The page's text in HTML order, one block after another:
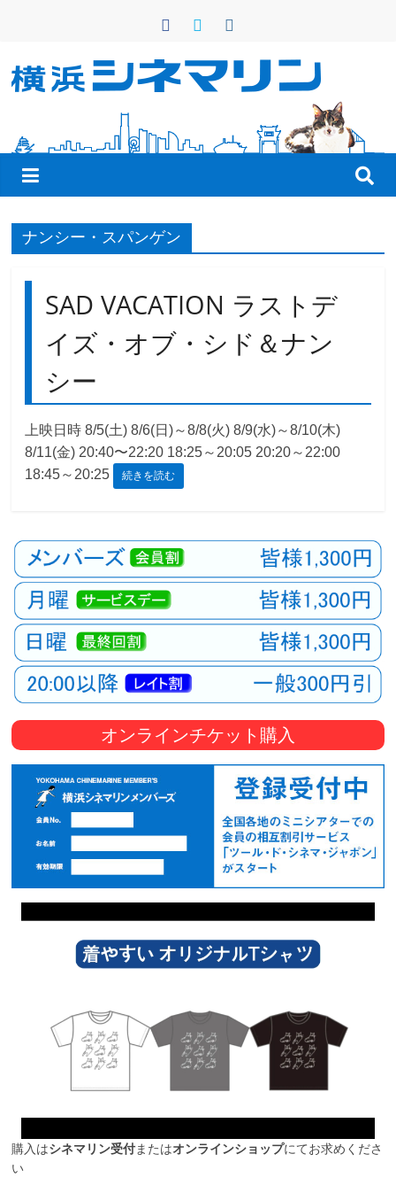
ン
横
浜
シ
ネ
マ
リ
ン
観
た
は
の
で
ナンシー・スパンゲン
SAD VACATION ラストデ
イズ・オブ・シド＆ナン
シー
上映日時 8/5(土) 8/6(日)～8/8(火) 8/9(水)～8/10(木)
8/11(金) 20:40〜22:20 18:25～20:05 20:20～22:00
18:45～20:25
続きを読む
オンラインチケット購入
購入はシネマリン受付またはオンラインショップにてお求めくださ
い